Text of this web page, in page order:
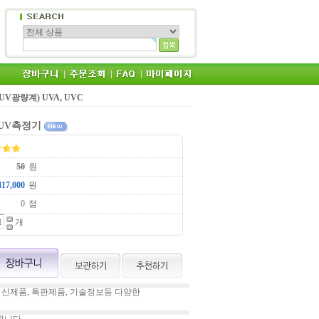
광량계) UVA, UVC
측정기
원
원
점
개
제품, 특판제품, 기술정보등 다양한